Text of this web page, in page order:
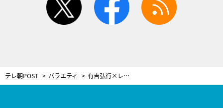
テレ朝POST バラエティ 有吉弘⾏×レスリー・キー、伝説のフォトセッションが蘇る！『有吉クイズ写真展』開催